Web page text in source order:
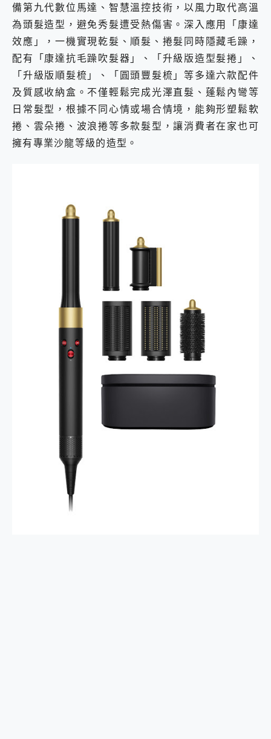
備第九代數位馬達、智慧溫控技術，以風力取代高溫
為頭髮造型，避免秀髮遭受熱傷害。深入應用「康達
效應」，一機實現乾髮、順髮、捲髮同時隱藏毛躁，
配有「康達抗毛躁吹髮器」、「升級版造型髮捲」、
「升級版順髮梳」、「圓頭豐髮梳」等多達六款配件
及質感收納盒。不僅輕鬆完成光澤直髮、蓬鬆內彎等
日常髮型，根據不同心情或場合情境，能夠形塑鬆軟
捲、雲朵捲、波浪捲等多款髮型，讓消費者在家也可
擁有專業沙龍等級的造型。